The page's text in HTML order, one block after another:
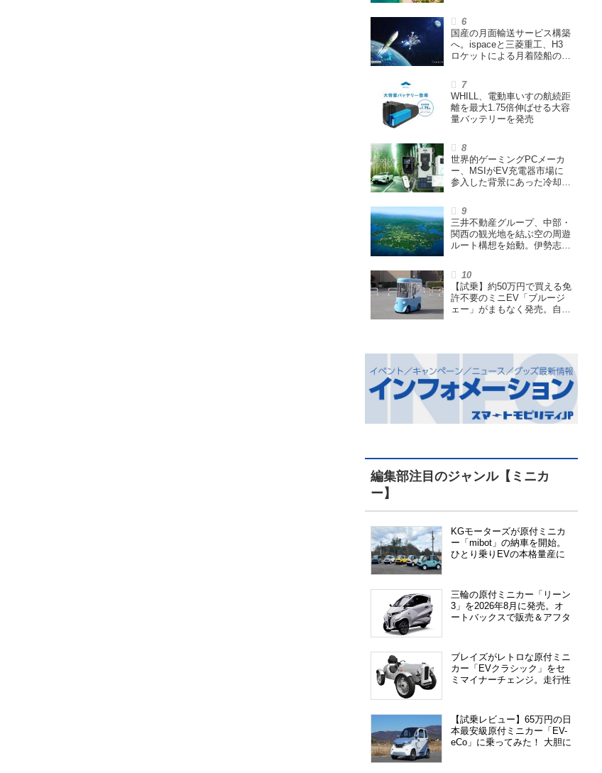
指す
国産の月面輸送サービス構築
へ。ispaceと三菱重工、H3
ロケットによる月着陸船の打
結
WHILL、電動車いすの航続距
離を最大1.75倍伸ばせる大容
量バッテリーを発売
世界的ゲーミングPCメーカ
ー、MSIがEV充電器市場に
参入した背景にあった冷却技
回】
三井不動産グループ、中部・
関西の観光地を結ぶ空の周遊
ルート構想を始動。伊勢志摩
【試乗】約50万円で買える免
許不要のミニEV「ブルージ
ェー」がまもなく発売。自転
編集部注目のジャンル【ミニカ
ー】
KGモーターズが原付ミニカ
ー「mibot」の納車を開始。
ひとり乗りEVの本格量産に
三輪の原付ミニカー「リーン
3」を2026年8月に発売。オ
ートバックスで販売＆アフタ
ブレイズがレトロな原付ミニ
カー「EVクラシック」をセ
ミマイナーチェンジ。走行性
【試乗レビュー】65万円の日
本最安級原付ミニカー「EV-
eCo」に乗ってみた！ 大胆に